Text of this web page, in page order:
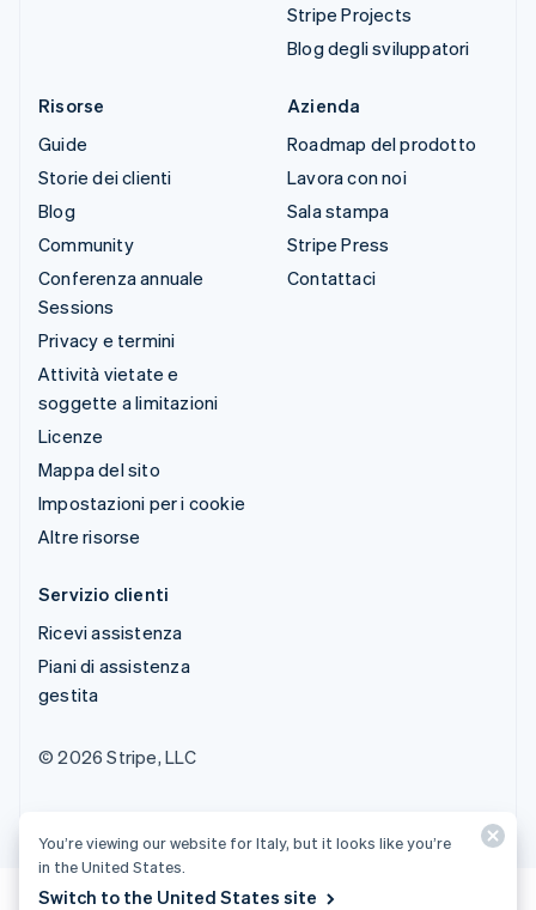
Stripe Projects
Blog degli sviluppatori
Risorse
Guide
Storie dei clienti
Blog
Community
Conferenza annuale
Sessions
Privacy e termini
Attività vietate e
soggette a limitazioni
Licenze
Mappa del sito
Impostazioni per i cookie
Altre risorse
Azienda
Roadmap del prodotto
Lavora con noi
Sala stampa
Stripe Press
Contattaci
Servizio clienti
Ricevi assistenza
Piani di assistenza
gestita
© 2026 Stripe, LLC
You’re viewing our website for Italy, but it looks like you’re
in the United States.
Switch to the United States site